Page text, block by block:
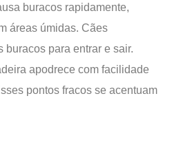
buracos rapidamente,
áreas úmidas. Cães
buracos para entrar e sair.
apodrece com facilidade
pontos fracos se acentuam